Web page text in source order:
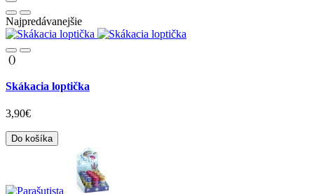
Najpredávanejšie
()
Skákacia loptička
3,90€
Do košíka